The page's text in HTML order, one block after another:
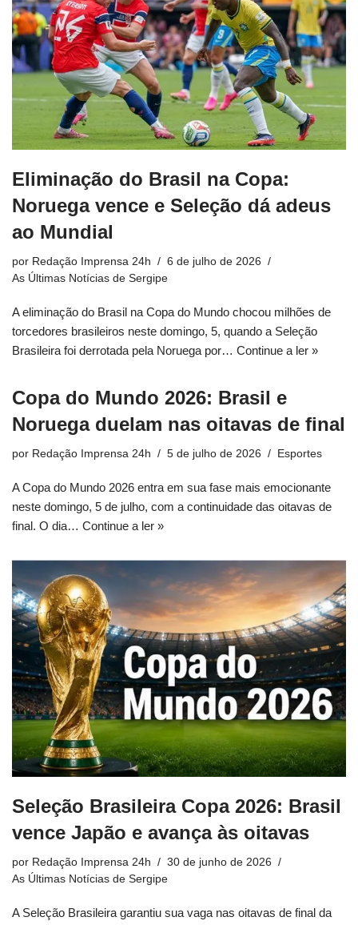
Eliminação do Brasil na Copa:
Noruega vence e Seleção dá adeus
ao Mundial
por Redação Imprensa 24h
6 de julho de 2026
As Últimas Notícias de Sergipe
A eliminação do Brasil na Copa do Mundo chocou milhões de
torcedores brasileiros neste domingo, 5, quando a Seleção
Brasileira foi derrotada pela Noruega por… Continue a ler »
Copa do Mundo 2026: Brasil e
Noruega duelam nas oitavas de final
por Redação Imprensa 24h 5 de julho de 2026 Esportes
A Copa do Mundo 2026 entra em sua fase mais emocionante
neste domingo, 5 de julho, com a continuidade das oitavas de
final. O dia… Continue a ler »
Seleção Brasileira Copa 2026: Brasil
vence Japão e avança às oitavas
por Redação Imprensa 24h
30 de junho de 2026
As Últimas Notícias de Sergipe
A Seleção Brasileira garantiu sua vaga nas oitavas de final da